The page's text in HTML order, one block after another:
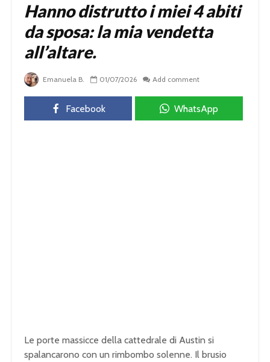
Hanno distrutto i miei 4 abiti
da sposa: la mia vendetta
all’altare.
Emanuela B. 01/07/2026 Add comment
Facebook WhatsApp
Le porte massicce della cattedrale di Austin si
spalancarono con un rimbombo solenne. Il brusio